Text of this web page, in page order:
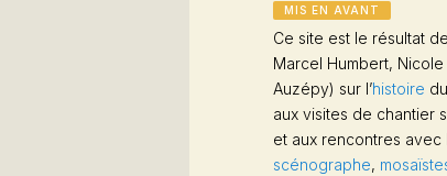
principal
secondaire
MIS EN AVANT
Publié le 12 décembre
Ce site est le résultat
Marcel Humbert,
Auzépy) sur l’histoire
aux visites de chantier
et aux rencontres
scénographe,